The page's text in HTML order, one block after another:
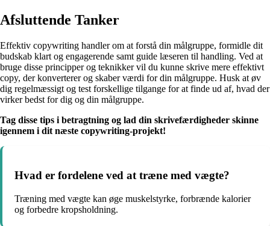
Afsluttende Tanker
Effektiv copywriting handler om at forstå din målgruppe, formidle dit
budskab klart og engagerende samt guide læseren til handling. Ved at
bruge disse principper og teknikker vil du kunne skrive mere effektivt
copy, der konverterer og skaber værdi for din målgruppe. Husk at øv
dig regelmæssigt og test forskellige tilgange for at finde ud af, hvad der
virker bedst for dig og din målgruppe.
Tag disse tips i betragtning og lad din skrivefærdigheder skinne
igennem i dit næste copywriting-projekt!
Hvad er fordelene ved at træne med vægte?
Træning med vægte kan øge muskelstyrke, forbrænde kalorier
og forbedre kropsholdning.